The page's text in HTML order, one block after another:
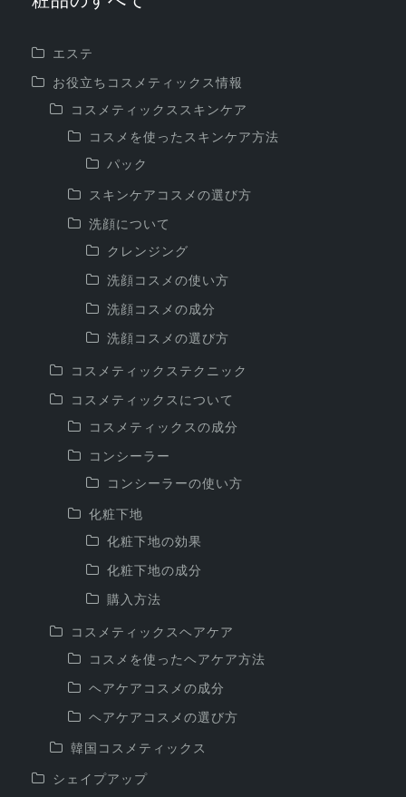
エステ
お役立ちコスメティックス情報
コスメティックススキンケア
コスメを使ったスキンケア方法
パック
スキンケアコスメの選び方
洗顔について
クレンジング
洗顔コスメの使い方
洗顔コスメの成分
洗顔コスメの選び方
コスメティックステクニック
コスメティックスについて
コスメティックスの成分
コンシーラー
コンシーラーの使い方
化粧下地
化粧下地の効果
化粧下地の成分
購入方法
コスメティックスヘアケア
コスメを使ったヘアケア方法
ヘアケアコスメの成分
ヘアケアコスメの選び方
韓国コスメティックス
シェイプアップ